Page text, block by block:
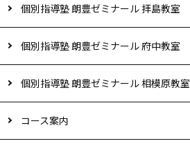
個別指導塾 朗豊ゼミナール 拝島教室
個別指導塾 朗豊ゼミナール 府中教室
個別指導塾 朗豊ゼミナール 相模原教室
コース案内